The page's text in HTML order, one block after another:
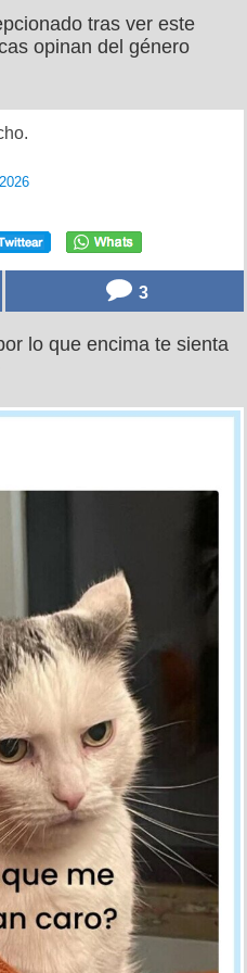
tras ver este
opinan del género
3
lo que encima te sienta